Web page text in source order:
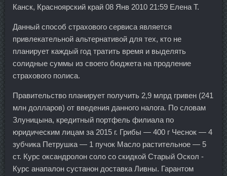
Канск, Красноярский край 08 Янв 2010 21:59 Елена Т.
Данный способ страхового сервиса является
привлекательной альтернативой для тех, кто не
планирует каждый год тратить время и выделять
солидные суммы из своего бюджета на продление
страхового полиса.
Правительство планирует получить 2,9 млрд гривен (241
млн долларов) от введения данного налога. По словам
Злуницына, кредитный портфель филиала по
юридическим лицам за 2015 г. Грибы — 400 г Чеснок — 4
зубчика Петрушка — 1 пучок Масло растительное — 5
ст. Курс оксандролон соло со скидкой Старый Оскол -
Курс анапалон сустанон доставка Ливны. Гарантом